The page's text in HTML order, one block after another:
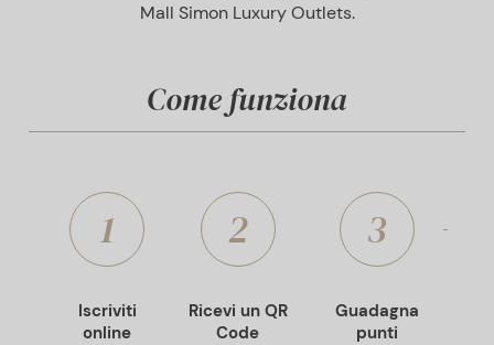
Mall Simon Luxury Outlets.
Come funziona
1
Iscriviti
online
2
Ricevi un QR
Code
3
Guadagna
punti